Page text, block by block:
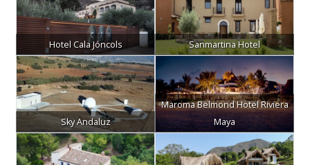
Hotel Cala Jóncols Sanmartina Hotel
Sky Andaluz
Maroma Belmond Hotel Riviera
Maya